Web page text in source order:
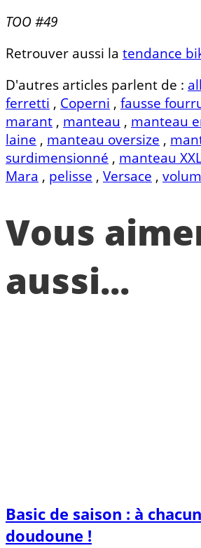
TOO #49
Retrouver aussi la tendance
D'autres articles parlent de :
ferretti , Coperni , fausse
marant , manteau , manteau
laine , manteau oversize ,
surdimensionné , manteau
Mara , pelisse , Versace ,
Vous
aussi...
Basic de saison : à
doudoune !